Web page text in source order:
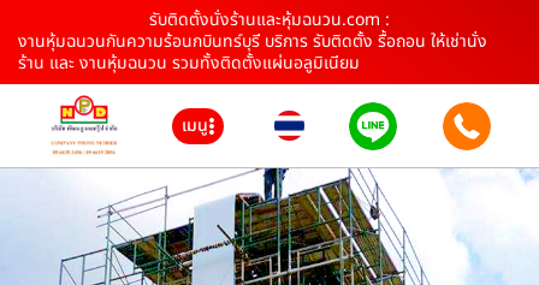
รับติดตั้งนั่งร้านและหุ้มฉนวน.com :
งานหุ้มฉนวนกันความร้อนกบินทร์บุรี บริการ รับติดตั้ง รื้อถอน ให้เช่านั่ง
ร้าน และ งานหุ้มฉนวน รวมทั้งติดตั้งแผ่นอลูมิเนียม
เมนู